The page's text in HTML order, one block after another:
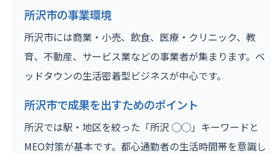
所沢市の事業環境
所沢市には商業・小売、飲食、医療・クリニック、教
育、不動産、サービス業などの事業者が集まります。ベ
ッドタウンの生活密着型ビジネスが中心です。
所沢市で成果を出すためのポイント
所沢では駅・地区を絞った「所沢 ◯◯」キーワードと
MEO対策が基本です。都心通勤者の生活時間帯を意識し